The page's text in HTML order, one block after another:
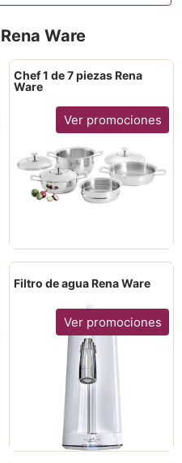
Ware
Chef 1 de 7 piezas Rena
Ware
Ver promociones
Filtro de agua Rena Ware
Ver promociones